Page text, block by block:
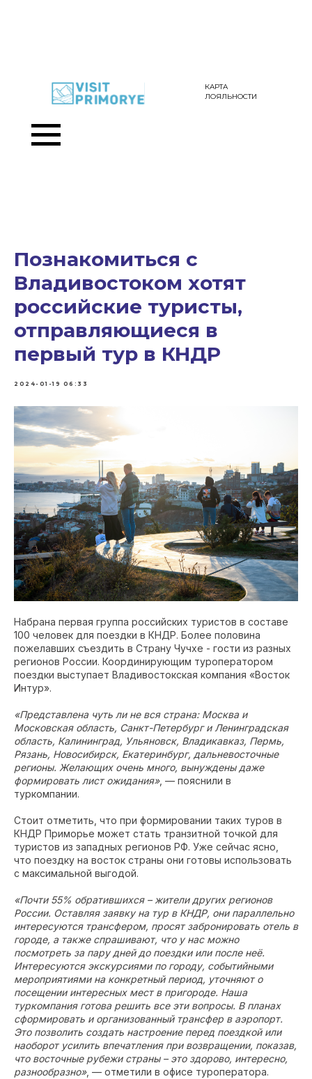
КАРТА
ЛОЯЛЬНОСТИ
Познакомиться с
Владивостоком хотят
российские туристы,
отправляющиеся в
первый тур в КНДР
2024-01-19 06:33
Набрана первая группа российских туристов в составе
100 человек для поездки в КНДР. Более половина
пожелавших съездить в Страну Чучхе - гости из разных
регионов России. Координирующим туроператором
поездки выступает Владивостокская компания «Восток
Интур».
«Представлена чуть ли не вся страна: Москва и
Московская область, Санкт-Петербург и Ленинградская
область, Калининград, Ульяновск, Владикавказ, Пермь,
Рязань, Новосибирск, Екатеринбург, дальневосточные
регионы. Желающих очень много, вынуждены даже
формировать лист ожидания», — пояснили в
туркомпании.
Стоит отметить, что при формировании таких туров в
КНДР Приморье может стать транзитной точкой для
туристов из западных регионов РФ. Уже сейчас ясно,
что поездку на восток страны они готовы использовать
с максимальной выгодой.
«Почти 55% обратившихся – жители других регионов
России. Оставляя заявку на тур в КНДР, они параллельно
интересуются трансфером, просят забронировать отель в
городе, а также спрашивают, что у нас можно
посмотреть за пару дней до поездки или после неё.
Интересуются экскурсиями по городу, событийными
мероприятиями на конкретный период, уточняют о
посещении интересных мест в пригороде. Наша
туркомпания готова решить все эти вопросы. В планах
сформировать и организованный трансфер в аэропорт.
Это позволить создать настроение перед поездкой или
наоборот усилить впечатления при возвращении, показав,
что восточные рубежи страны – это здорово, интересно,
разнообразно», — отметили в офисе туроператора.